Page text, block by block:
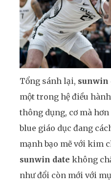
Tổng sánh lại, sunwin
một trong hệ điều
thông dụng, cơ mà
blue giáo dục đang
mạnh bạo mẽ với kim
sunwin date không
như đổi còn mới với